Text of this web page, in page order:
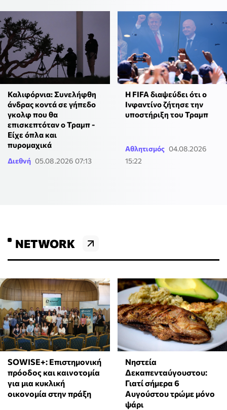
Καλιφόρνια: Συνελήφθη
άνδρας κοντά σε γήπεδο
γκολφ που θα
επισκεπτόταν ο Τραμπ -
Είχε όπλα και
πυρομαχικά
Διεθνή 05.08.2026 07:13
Η FIFA διαψεύδει ότι ο
Ινφαντίνο ζήτησε την
υποστήριξη του Τραμπ
Αθλητισμός 04.08.2026
15:22
NETWORK
SOWISE+: Επιστημονική
πρόοδος και καινοτομία
για μια κυκλική
οικονομία στην πράξη
Νηστεία
Δεκαπενταύγουστου:
Γιατί σήμερα 6
Αυγούστου τρώμε μόνο
ψάρι